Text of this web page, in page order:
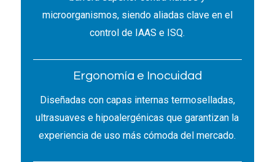
microorganismos, siendo aliadas clave en el
control de IAAS e ISQ.
Ergonomía e Inocuidad
Diseñadas con capas internas termoselladas,
ultrasuaves e hipoalergénicas que garantizan la
experiencia de uso más cómoda del mercado.